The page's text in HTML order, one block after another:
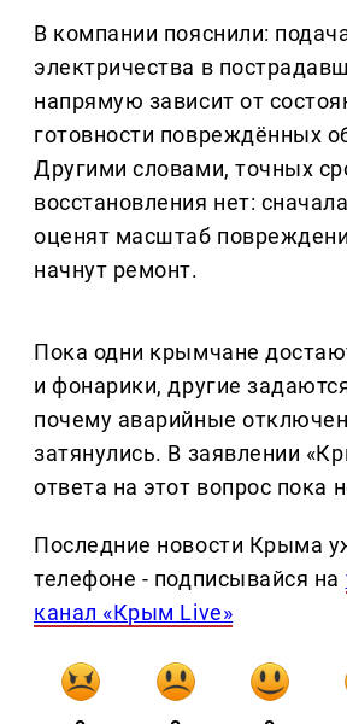
В компании пояснили:
электричества в
напрямую зависит от
готовности повреждённых
Другими словами, точных
восстановления нет:
оценят масштаб
начнут ремонт.
Пока одни крымчане
и фонарики, другие
почему аварийные
затянулись. В заявлении
ответа на этот вопрос пока
Последние новости Крыма
телефоне - подписывайся на
канал «Крым Live»